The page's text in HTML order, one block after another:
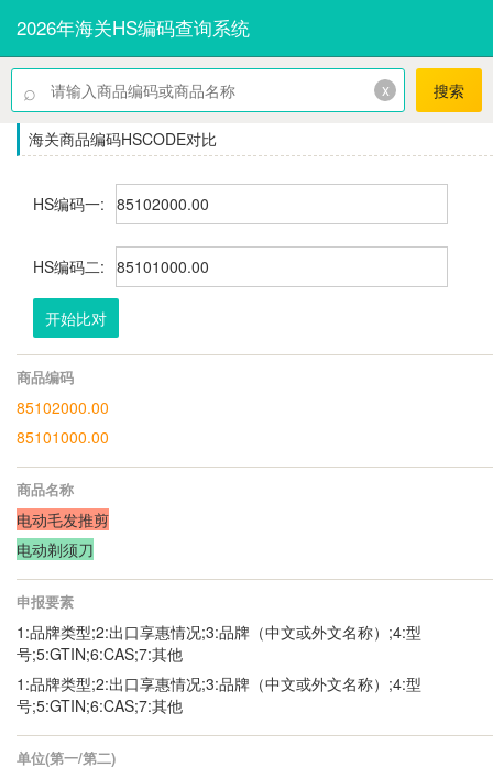
2026年海关HS编码查询系统
⌕ x 搜索
海关商品编码HSCODE对比
HS编码一:
HS编码二:
开始比对
商品编码
85102000.00
85101000.00
商品名称
电动毛发推剪
电动剃须刀
申报要素
1:品牌类型;2:出口享惠情况;3:品牌（中文或外文名称）;4:型
号;5:GTIN;6:CAS;7:其他
1:品牌类型;2:出口享惠情况;3:品牌（中文或外文名称）;4:型
号;5:GTIN;6:CAS;7:其他
单位(第一/第二)